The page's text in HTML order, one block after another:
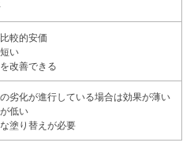
較的安価
い
改善できる
劣化が進行している場合は効果が薄い
低い
塗り替えが必要